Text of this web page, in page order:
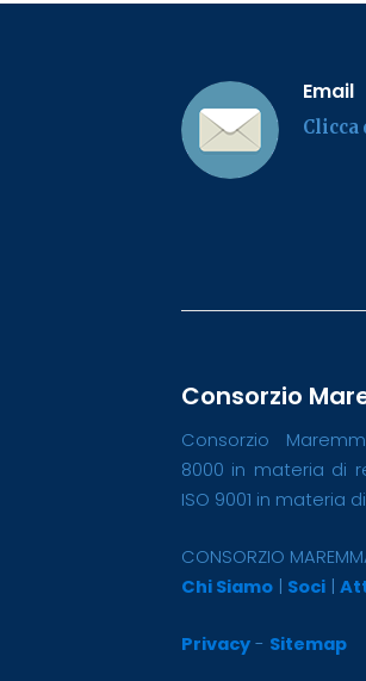
Email
Clicca
Consorzio
Consorzio
8000 in materia di
ISO 9001 in materia
CONSORZIO
Chi Siamo | Soci |
Privacy - Sitemap